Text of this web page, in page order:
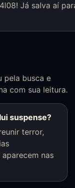
Já salva aí
pela busca e
com sua leitura.
suspense?
terror,
nas